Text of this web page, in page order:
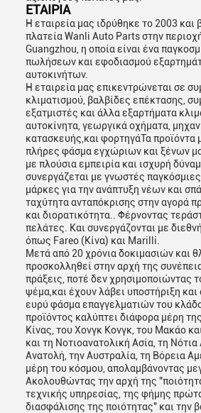
ΕΤΑΙΡΙΑ
Η εταιρεία μας ιδρύθηκε το 2003 και
πλατεία Wanli Auto Parts στην
Guangzhou, η οποία είναι ένα
πωλήσεων και εφοδιασμού
αυτοκινήτων.
Η εταιρεία μας επικεντρώνεται σε
κλιματισμού, βαλβίδες επέκτασης,
εξατμιστές και άλλα εξαρτήματα
αυτοκίνητα, γεωργικά οχήματα,
κατασκευής,και φορτηγάΤα προϊόντα
πλήρες φάσμα εγχώριων και ξένων
με πλούσια εμπειρία και ισχυρή
συνεργάζεται με γνωστές
μάρκες για την ανάπτυξη νέων και
ταχύτητα ανταπόκρισης στην αγορά
και διορατικότητα.. Φέρνοντας
πελάτες. Και συνεργάζονται με
όπως Fareo (Κίνα) και Marilli.
Μετά από 20 χρόνια δοκιμασιών και
προσκολληθεί στην αρχή της
πράξεις, ποτέ δεν χρησιμοποιώντας
ψέμα,και έχουν λάβει υποστήριξη
ευρύ φάσμα επαγγελματιών του
προϊόντος καλύπτει διάφορα μέρη
Κίνας, του Χονγκ Κονγκ, του Μακάο
και τη Νοτιοανατολική Ασία, τη
Ανατολή, την Αυστραλία, τη Βόρεια
μέρη του κόσμου, απολαμβάνοντας
Ακολουθώντας την αρχή της
τεχνικής υπηρεσίας, της φήμης
διασφάλισης της ποιότητας" και την